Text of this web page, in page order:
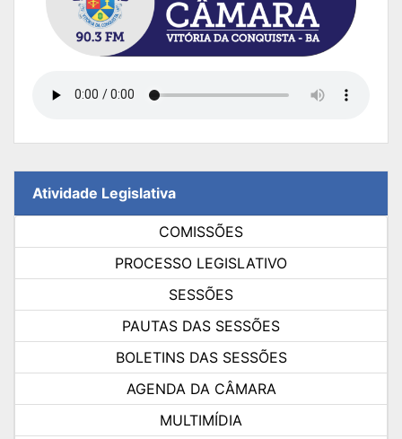
Atividade Legislativa
COMISSÕES
PROCESSO LEGISLATIVO
SESSÕES
PAUTAS DAS SESSÕES
BOLETINS DAS SESSÕES
AGENDA DA CÂMARA
MULTIMÍDIA